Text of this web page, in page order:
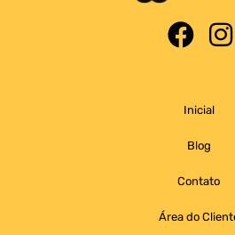
Inicial
Blog
Contato
Área do